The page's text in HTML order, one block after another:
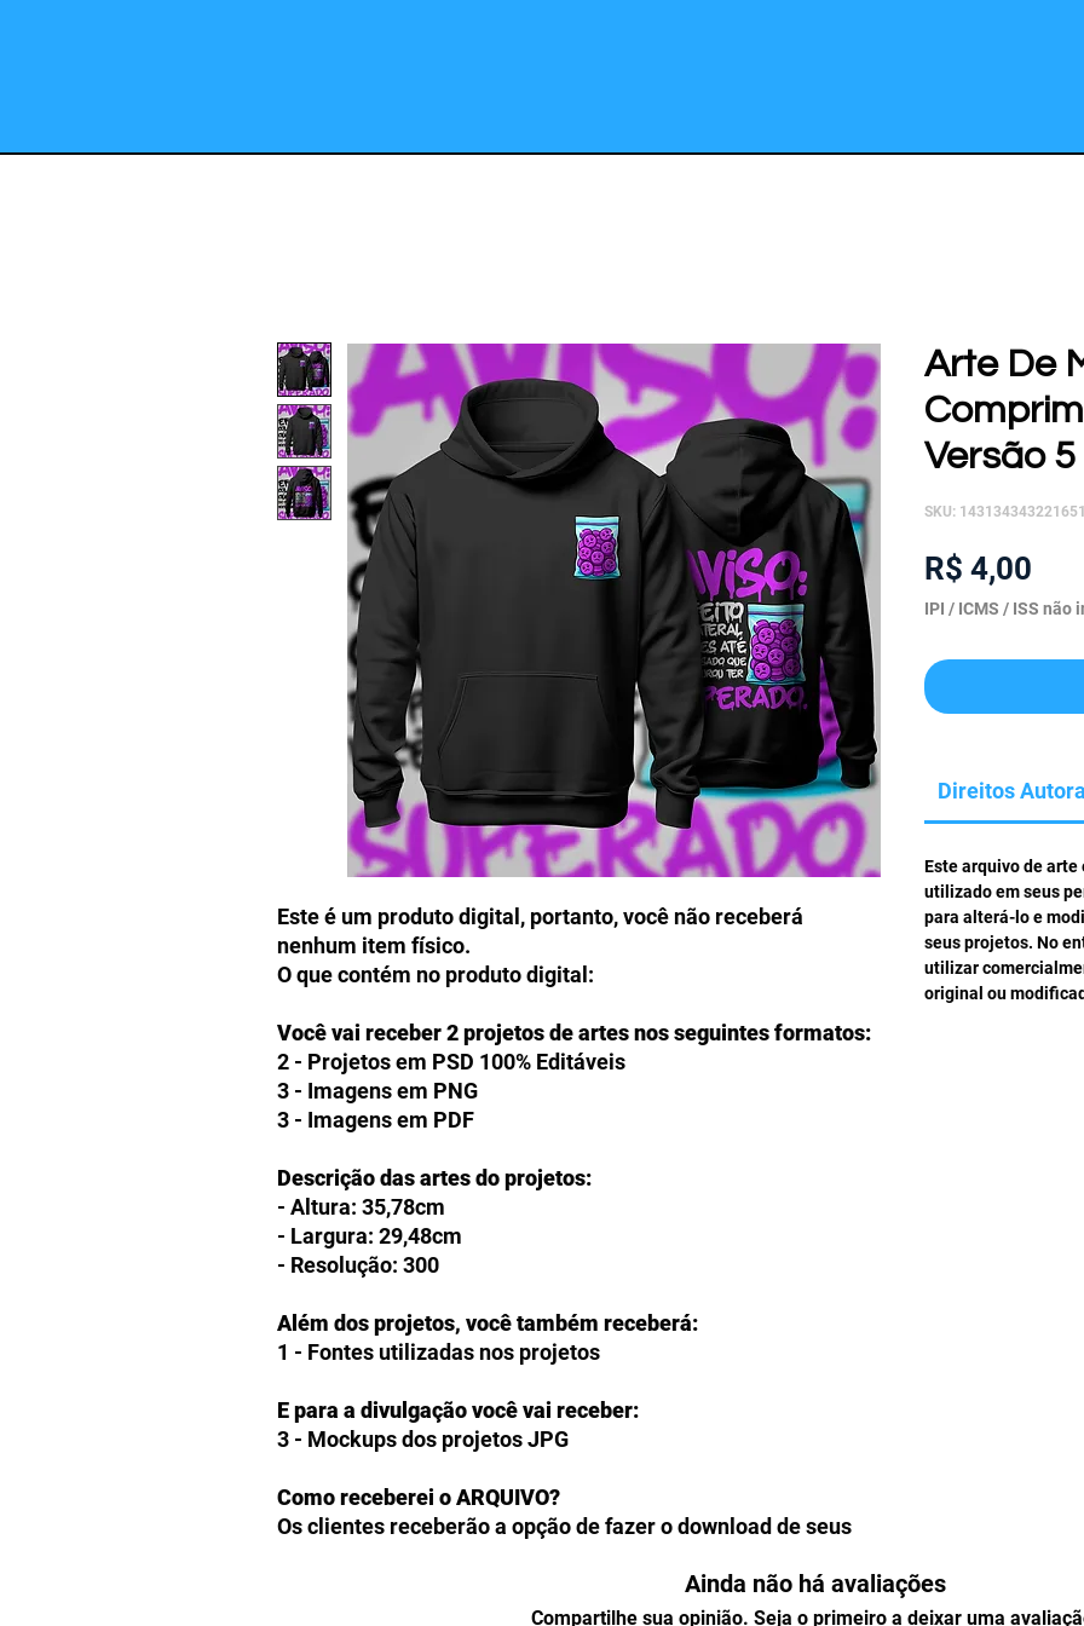
Este é um produto digital, portanto, você não receberá
nenhum item físico.
O que contém no produto digital:
Você vai receber 2 projetos de artes nos seguintes formatos:
2 - Projetos em PSD 100% Editáveis
3 - Imagens em PNG
3 - Imagens em PDF
Descrição das artes do projetos:
- Altura: 35,78cm
- Largura: 29,48cm
- Resolução: 300
Além dos projetos, você também receberá:
1 - Fontes utilizadas nos projetos
E para a divulgação você vai receber:
3 - Mockups dos projetos JPG
Como receberei o ARQUIVO?
Os clientes receberão a opção de fazer o download de seus
checkout. Caso prefiram, também poderão acessar todos os
arquivos comprados em seu perfil, na seção "Meus
Arte De
Versão
SKU:
R$ 4,00
IPI / ICMS / ISS não
Direitos
Este arquivo de arte
utilizado em seus
para alterá-lo e
seus projetos. No
utilizar
original ou
Ainda não há avaliações
Compartilhe sua opinião. Seja o primeiro a deixar uma